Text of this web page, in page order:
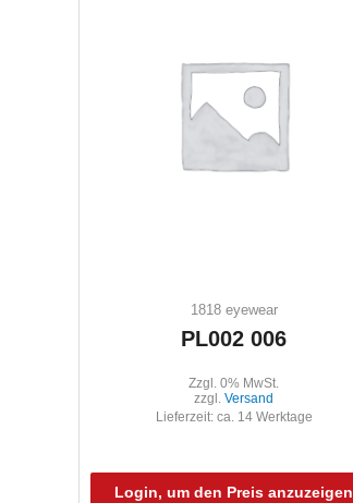
1818 eyewear
PL002 006
Login, um den Preis anzuzeigen
Zzgl. 0% MwSt.
zzgl. Versand
Lieferzeit: ca. 14 Werktage